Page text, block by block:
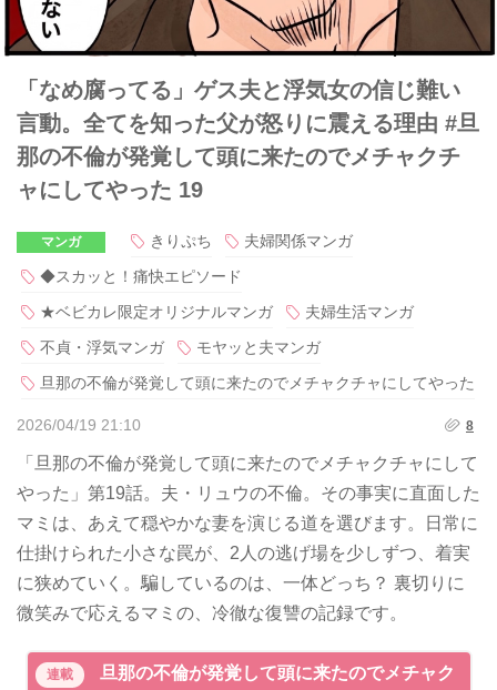
「なめ腐ってる」ゲス夫と浮気女の信じ難い
言動。全てを知った父が怒りに震える理由 #旦
那の不倫が発覚して頭に来たのでメチャクチ
ャにしてやった 19
マンガ きりぷち
夫婦関係マンガ
◆スカッと！痛快エピソード
★ベビカレ限定オリジナルマンガ
夫婦生活マンガ
不貞・浮気マンガ
モヤッと夫マンガ
旦那の不倫が発覚して頭に来たのでメチャクチャにしてやった
2026/04/19 21:10 8
「旦那の不倫が発覚して頭に来たのでメチャクチャにして
やった」第19話。夫・リュウの不倫。その事実に直面した
マミは、あえて穏やかな妻を演じる道を選びます。日常に
仕掛けられた小さな罠が、2人の逃げ場を少しずつ、着実
に狭めていく。騙しているのは、一体どっち？ 裏切りに
微笑みで応えるマミの、冷徹な復讐の記録です。
連載
旦那の不倫が発覚して頭に来たのでメチャク